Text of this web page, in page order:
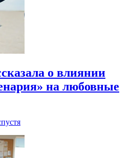
о влиянии
на любовные